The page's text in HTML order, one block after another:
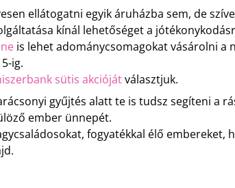
ellátogatni egyik áruházba sem, de
kínál lehetőséget a
is lehet adománycsomagokat vásárolni a
ig.
sütis akciójátválasztjuk.
gyűjtés alatt te is tudsz segíteni a
ember ünnepét.
fogyatékkal élő embereket,